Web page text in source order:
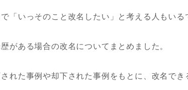
「いっそのこと改名したい」と考える人もいる
がある場合の改名についてまとめました。
れた事例や却下された事例をもとに、改名でき